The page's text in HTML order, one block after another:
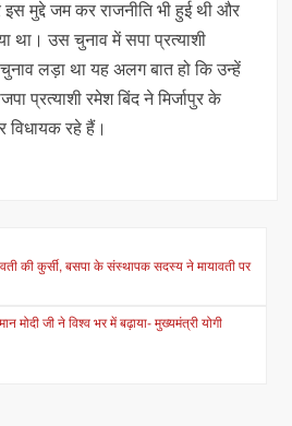
मुद्दे जम कर राजनीति भी हुई थी और
था। उस चुनाव में सपा प्रत्याशी
लड़ा था यह अलग बात हो कि उन्हें
प्रत्याशी रमेश बिंद ने मिर्जापुर के
विधायक रहे हैं।
की कुर्सी, बसपा के संस्थापक सदस्य ने मायावती पर
मोदी जी ने विश्व भर में बढ़ाया- मुख्यमंत्री योगी